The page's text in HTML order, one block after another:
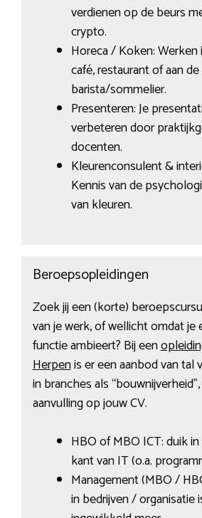
verdienen op de beurs
crypto.
Horeca / Koken:
café, restaurant of aan
barista/sommelier.
Presenteren: Je
verbeteren door
docenten.
Kleurenconsulent &
Kennis van de
van kleuren.
Beroepsopleidingen
Zoek jij een (korte)
van je werk, of wellicht omdat je
functie ambieert? Bij een
Herpenis er een aanbod van tal
in branches als
aanvulling op jouw CV.
HBO of MBO ICT: duik
kant van IT (o.a.
Management (MBO /
in bedrijven / organisatie